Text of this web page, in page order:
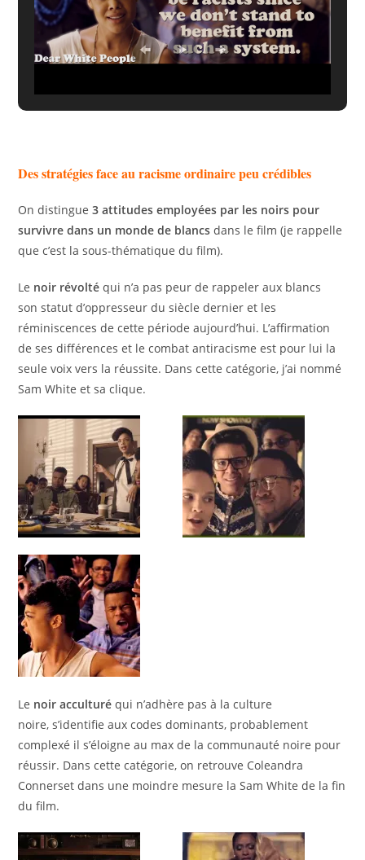
Des stratégies face au racisme ordinaire peu crédibles
On distingue3 attitudes employées par les noirs pour
survivre dans un monde de blancsdans le film (je rappelle
que c’est la sous-thématique du film).
Le noir révolté qui n’a pas peur de rappeler aux blancs
son statut d’oppresseur du siècle dernier et les
réminiscences de cette période aujourd’hui. L’affirmation
de ses différences et le combat antiracisme est pour lui la
seule voix vers la réussite. Dans cette catégorie, j’ai nommé
Sam White et sa clique.
Le noir acculturé qui n’adhère pas à la culture
noire, s’identifie aux codes dominants, probablement
complexé il s’éloigne au max de la communauté noire pour
réussir. Dans cette catégorie, on retrouve Coleandra
Connerset dans une moindre mesure la Sam White de la fin
du film.